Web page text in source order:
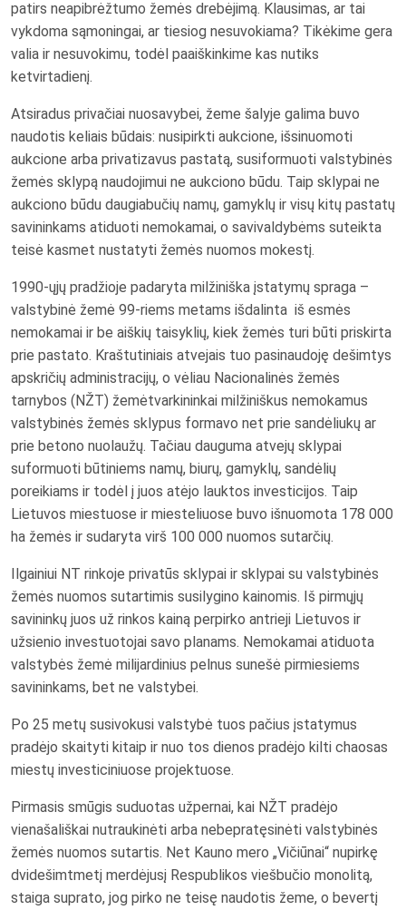
patirs neapibrėžtumo žemės drebėjimą. Klausimas, ar tai
vykdoma sąmoningai, ar tiesiog nesuvokiama? Tikėkime gera
valia ir nesuvokimu, todėl paaiškinkime kas nutiks
ketvirtadienį.
Atsiradus privačiai nuosavybei, žeme šalyje galima buvo
naudotis keliais būdais: nusipirkti aukcione, išsinuomoti
aukcione arba privatizavus pastatą, susiformuoti valstybinės
žemės sklypą naudojimui ne aukciono būdu. Taip sklypai ne
aukciono būdu daugiabučių namų, gamyklų ir visų kitų pastatų
savininkams atiduoti nemokamai, o savivaldybėms suteikta
teisė kasmet nustatyti žemės nuomos mokestį.
1990-ųjų pradžioje padaryta milžiniška įstatymų spraga –
valstybinė žemė 99-riems metams išdalinta iš esmės
nemokamai ir be aiškių taisyklių, kiek žemės turi būti priskirta
prie pastato. Kraštutiniais atvejais tuo pasinaudoję dešimtys
apskričių administracijų, o vėliau Nacionalinės žemės
tarnybos (NŽT) žemėtvarkininkai milžiniškus nemokamus
valstybinės žemės sklypus formavo net prie sandėliukų ar
prie betono nuolaužų. Tačiau dauguma atvejų sklypai
suformuoti būtiniems namų, biurų, gamyklų, sandėlių
poreikiams ir todėl į juos atėjo lauktos investicijos. Taip
Lietuvos miestuose ir miesteliuose buvo išnuomota 178 000
ha žemės ir sudaryta virš 100 000 nuomos sutarčių.
Ilgainiui NT rinkoje privatūs sklypai ir sklypai su valstybinės
žemės nuomos sutartimis susilygino kainomis. Iš pirmųjų
savininkų juos už rinkos kainą perpirko antrieji Lietuvos ir
užsienio investuotojai savo planams. Nemokamai atiduota
valstybės žemė milijardinius pelnus sunešė pirmiesiems
savininkams, bet ne valstybei.
Po 25 metų susivokusi valstybė tuos pačius įstatymus
pradėjo skaityti kitaip ir nuo tos dienos pradėjo kilti chaosas
miestų investiciniuose projektuose.
Pirmasis smūgis suduotas užpernai, kai NŽT pradėjo
vienašališkai nutraukinėti arba nebepratęsinėti valstybinės
žemės nuomos sutartis. Net Kauno mero „Vičiūnai“ nupirkę
dvidešimtmetį merdėjusį Respublikos viešbučio monolitą,
staiga suprato, jog pirko ne teisę naudotis žeme, o bevertį